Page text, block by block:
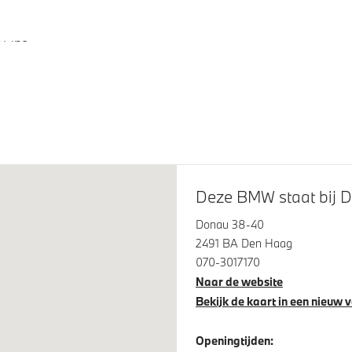
Line
buitenspiegel
Alarmsysteem klasse 3 (VbV/
Parkeer assistent
Deze BMW staat bij
Donau 38-40
2491 BA Den Haag
070-3017170
Naar de website
Bekijk de kaart in een nieuw
Openingtijden: